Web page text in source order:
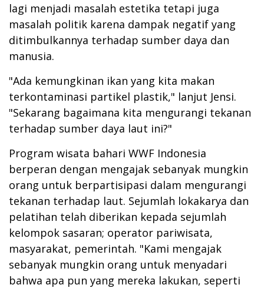
lagi menjadi masalah estetika tetapi juga
masalah politik karena dampak negatif yang
ditimbulkannya terhadap sumber daya dan
manusia.
"Ada kemungkinan ikan yang kita makan
terkontaminasi partikel plastik," lanjut Jensi.
"Sekarang bagaimana kita mengurangi tekanan
terhadap sumber daya laut ini?"
Program wisata bahari WWF Indonesia
berperan dengan mengajak sebanyak mungkin
orang untuk berpartisipasi dalam mengurangi
tekanan terhadap laut. Sejumlah lokakarya dan
pelatihan telah diberikan kepada sejumlah
kelompok sasaran; operator pariwisata,
masyarakat, pemerintah. "Kami mengajak
sebanyak mungkin orang untuk menyadari
bahwa apa pun yang mereka lakukan, seperti